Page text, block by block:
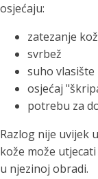
osjećaju:
zatezanje
svrbež
suho vlasište
osjećaj
potrebu za
Razlog nije uvijek
kože može
u njezinoj obradi.